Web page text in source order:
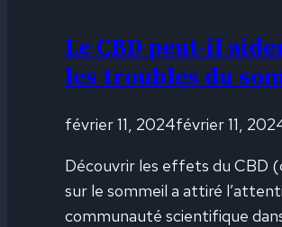
Le CBD peut-il
les troubles du
février 11, 2024février 11,
Découvrir les effets du CBD
sur le sommeil a attiré
communauté scientifique